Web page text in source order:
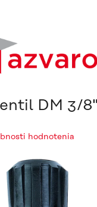
DM 3/
hodnotenia